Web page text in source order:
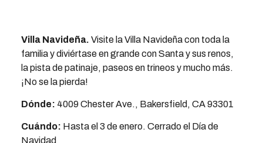
Villa Navideña. Visite la Villa Navideña con toda la
familia y diviértase en grande con Santa y sus renos,
la pista de patinaje, paseos en trineos y mucho más.
¡No se la pierda!
Dónde: 4009 Chester Ave., Bakersfield, CA 93301
Cuándo: Hasta el 3 de enero. Cerrado el Día de
Navidad